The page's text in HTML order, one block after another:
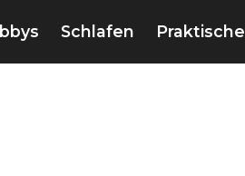
Schlafen Praktische